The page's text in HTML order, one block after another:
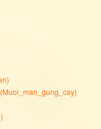
)
(Muoi_man_gung_cay)
)